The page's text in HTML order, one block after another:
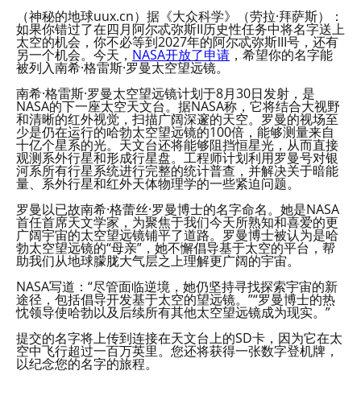
（神秘的地球uux.cn）据《大众科学》（劳拉·拜萨斯）：
如果你错过了在四月阿尔忒弥斯II历史性任务中将名字送上
太空的机会，你不必等到2027年的阿尔忒弥斯III号，还有
另一个机会。今天，NASA开放了申请，希望你的名字能
被列入南希·格雷斯·罗曼太空望远镜。
南希·格雷斯·罗曼太空望远镜计划于8月30日发射，是
NASA的下一座太空天文台。据NASA称，它将结合大视野
和清晰的红外视觉，扫描广阔深邃的天空。罗曼的视场至
少是仍在运行的哈勃太空望远镜的100倍，能够测量来自
十亿个星系的光。天文台还将能够阻挡恒星光，从而直接
观测系外行星和形成行星盘。工程师计划利用罗曼号对银
河系所有行星系统进行完整的统计普查，并解决关于暗能
量、系外行星和红外天体物理学的一些紧迫问题。
罗曼以已故南希·格蕾丝·罗曼博士的名字命名。她是NASA
首任首席天文学家，为聚焦于我们今天所熟知和喜爱的更
广阔宇宙的太空望远镜铺平了道路。罗曼博士被认为是哈
勃太空望远镜的“母亲”，她不懈倡导基于太空的平台，帮
助我们从地球朦胧大气层之上理解更广阔的宇宙。
NASA写道：“尽管面临逆境，她仍坚持寻找探索宇宙的新
途径，包括倡导开发基于太空的望远镜。”“罗曼博士的热
忱领导使哈勃以及后续所有其他太空望远镜成为现实。”
提交的名字将上传到连接在天文台上的SD卡，因为它在太
空中飞行超过一百万英里。您还将获得一张数字登机牌，
以纪念您的名字的旅程。